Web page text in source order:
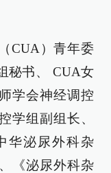
CUA）青年委
秘书、 CUA女
学会神经调控
学组副组长、
华泌尿外科杂
《泌尿外科杂